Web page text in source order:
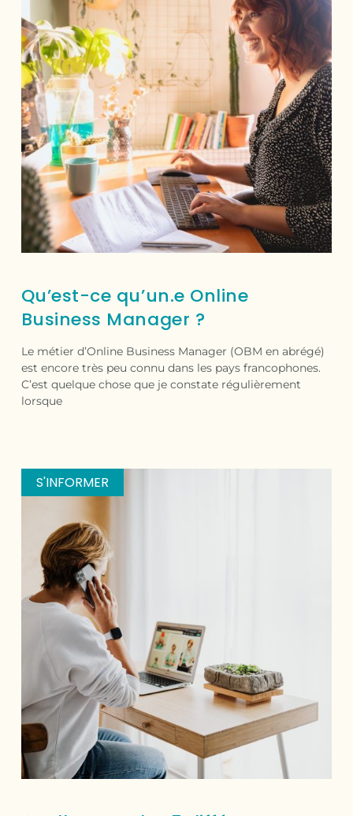
Qu’est-ce qu’un.e Online
Business Manager ?
Le métier d’Online Business Manager (OBM en abrégé)
est encore très peu connu dans les pays francophones.
C’est quelque chose que je constate régulièrement
lorsque
S'INFORMER